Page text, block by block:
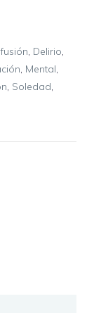
, Delirio,
, Mental,
, Soledad,